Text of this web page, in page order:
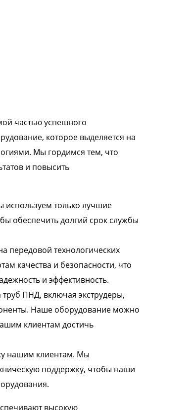
частью успешного
которое выделяется на
Мы гордимся тем, что
и повысить
только лучшие
обеспечить долгий срок службы
передовой технологических
качества и безопасности, что
и эффективность.
ПНД, включая экструдеры,
Наше оборудование можно
клиентам достичь
нашим клиентам. Мы
поддержку, чтобы наши
высокую